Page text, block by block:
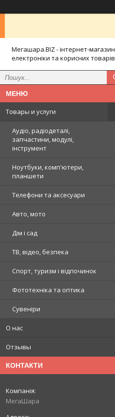
Мегашара.BIZ - інтернет-магазин
електроніки та корисних товарів
Товары и услуги
Аудіо, радіодеталі,
запчастини, модулі,
інструмент
Ноутбуки, комп'ютери,
планшети
Телефони та аксесуари
Авто, мото
Дім і сад
ТВ, відео, безпека
Спорт, туризм і відпочинок
Фототехніка та оптика
Сувеніри
О нас
Отзывы
КОНТАКТИ
МегаШара